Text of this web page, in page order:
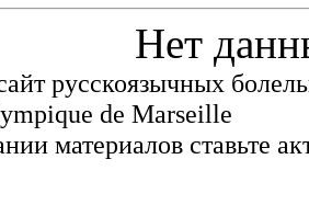
Нет
русскоязычных
de Marseille
материалов ставьте